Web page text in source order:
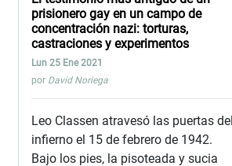
prisionero gay en un campo de
concentración nazi: torturas,
castraciones y experimentos
Lun 25 Ene 2021
por David Noriega
Leo Classen atravesó las puertas del
infierno el 15 de febrero de 1942.
Bajo los pies, la pisoteada y sucia